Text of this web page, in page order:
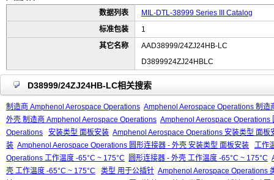
数据列表
MIL-DTL-38999 Series III Catalog
标准包装
1
其它名称
AAD38999/24ZJ24HB-LC
D3899924ZJ24HBLC
D38999/24ZJ24HB-LC相关搜索
制造商 Amphenol Aerospace Operations Amphenol Aerospace Operations 制
外壳 制造商 Amphenol Aerospace Operations Amphenol Aerospace Operations
Operations
安装类型 面板安装 Amphenol Aerospace Operations 安装类型 面板
装 Amphenol Aerospace Operations 圆形连接器 - 外壳 安装类型 面板安装
工作
Operations 工作温度 -65°C ~ 175°C
圆形连接器 - 外壳 工作温度 -65°C ~ 175°C
壳 工作温度 -65°C ~ 175°C
类型 用于公插针 Amphenol Aerospace Operations